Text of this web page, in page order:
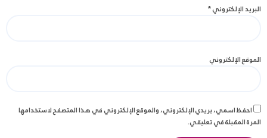
البريد الإلكتروني*
الموقع الإلكتروني
احفظ اسمي، بريدي الإلكتروني، والموقع الإلكتروني في هذا المتصفح لاستخدامها
المرة المقبلة في تعليقي.